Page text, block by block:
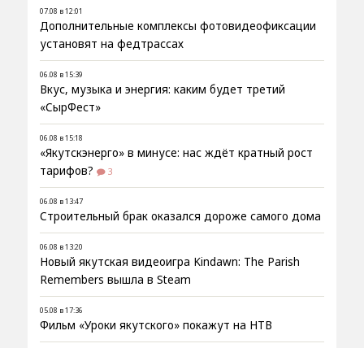
07.08 в 12:01
Дополнительные комплексы фотовидеофиксации
установят на федтрассах
06.08 в 15:39
Вкус, музыка и энергия: каким будет третий
«СырФест»
06.08 в 15:18
«Якутскэнерго» в минусе: нас ждёт кратный рост
тарифов?
3
06.08 в 13:47
Строительный брак оказался дороже самого дома
06.08 в 13:20
Новый якутская видеоигра Kindawn: The Parish
Remembers вышла в Steam
05.08 в 17:36
Фильм «Уроки якутского» покажут на НТВ